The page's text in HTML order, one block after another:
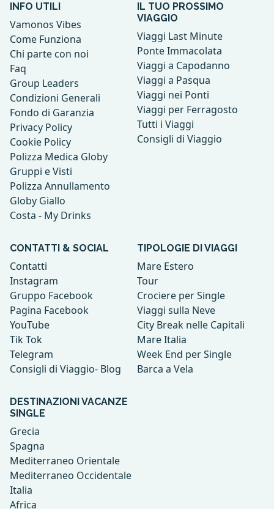
INFO UTILI
Vamonos Vibes
Come Funziona
Chi parte con noi
Faq
Group Leaders
Condizioni Generali
Fondo di Garanzia
Privacy Policy
Cookie Policy
Polizza Medica Globy
Gruppi e Visti
Polizza Annullamento
Globy Giallo
Costa - My Drinks
IL TUO PROSSIMO
VIAGGIO
Viaggi Last Minute
Ponte Immacolata
Viaggi a Capodanno
Viaggi a Pasqua
Viaggi nei Ponti
Viaggi per Ferragosto
Tutti i Viaggi
Consigli di Viaggio
CONTATTI & SOCIAL
Contatti
Instagram
Gruppo Facebook
Pagina Facebook
YouTube
Tik Tok
Telegram
Consigli di Viaggio- Blog
TIPOLOGIE DI VIAGGI
Mare Estero
Tour
Crociere per Single
Viaggi sulla Neve
City Break nelle Capitali
Mare Italia
Week End per Single
Barca a Vela
DESTINAZIONI VACANZE
SINGLE
Grecia
Spagna
Mediterraneo Orientale
Mediterraneo Occidentale
Italia
Africa